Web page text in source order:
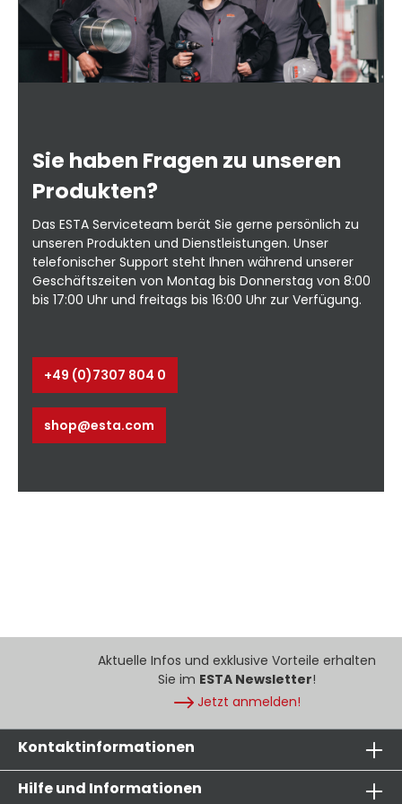
Sie haben Fragen zu unseren
Produkten?
Das ESTA Serviceteam berät Sie gerne persönlich zu
unseren Produkten und Dienstleistungen. Unser
telefonischer Support steht Ihnen während unserer
Geschäftszeiten von Montag bis Donnerstag von 8:00
bis 17:00 Uhr und freitags bis 16:00 Uhr zur Verfügung.
+49 (0)7307 804 0
shop@esta.com
Aktuelle Infos und exklusive Vorteile erhalten
Sie im ESTA Newsletter!
Jetzt anmelden!
Kontaktinformationen
Hilfe und Informationen